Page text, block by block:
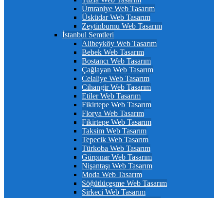
Ümraniye Web Tasarım
Üsküdar Web Tasarım
Zeytinburnu Web Tasarım
İstanbul Semtleri
Alibeyköy Web Tasarım
Bebek Web Tasarım
Bostancı Web Tasarım
Çağlayan Web Tasarım
Celaliye Web Tasarım
Cihangir Web Tasarım
Etiler Web Tasarım
Fikirtepe Web Tasarım
Florya Web Tasarım
Fikirtepe Web Tasarım
Taksim Web Tasarım
Tepecik Web Tasarım
Türkoba Web Tasarım
Gürpınar Web Tasarım
Nişantaşı Web Tasarım
Moda Web Tasarım
Söğütlüçeşme Web Tasarım
Sirkeci Web Tasarım